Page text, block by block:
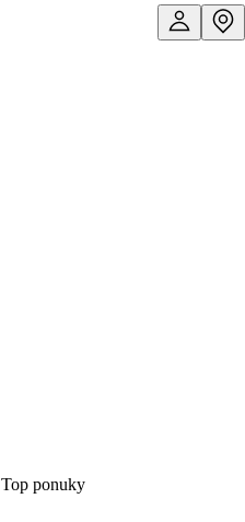
Top ponuky